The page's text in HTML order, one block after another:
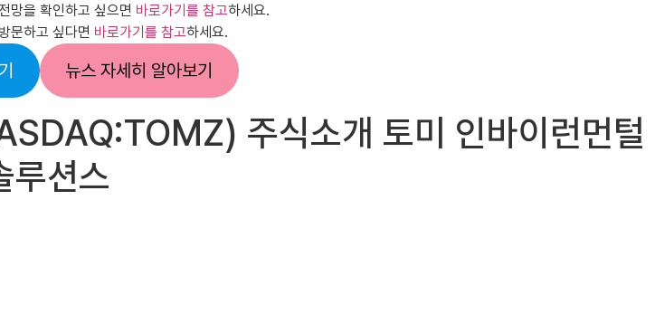
망을 확인하고 싶으면 바로가기를 참고하세요.
문하고 싶다면 바로가기를 참고하세요.
뉴스 자세히 알아보기
주식소개 토미 인바이런먼털
루션스